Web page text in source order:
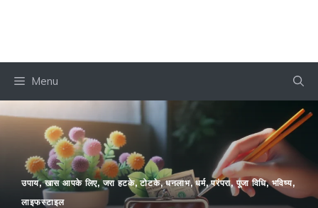
Menu
उपाय,खास आपके लिए,जरा हटके,टोटके,धनलाभ,धर्म,परंपरा,पूजा विधि,भविष्य,
लाइफस्टाइल